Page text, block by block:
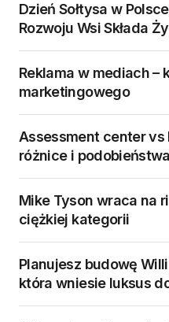
Dzień Sołtysa w
Rozwoju Wsi Składa
Reklama w mediach –
marketingowego
Assessment center vs Develoment center –
różnice i podobieństwa
Mike Tyson wraca na
ciężkiej kategorii
Planujesz budowę
która wniesie luksus